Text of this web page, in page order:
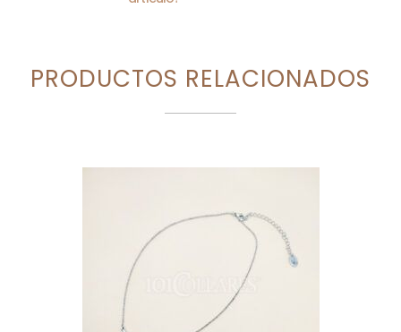
PRODUCTOS RELACIONADOS